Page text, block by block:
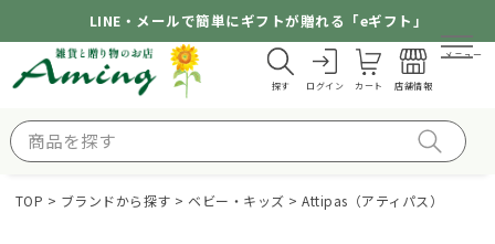
LINE・メールで簡単にギフトが贈れる「eギフト」
探す ログイン カート 店舗情報
メニュー
TOP ブランドから探す ベビー・キッズ Attipas（アティパス）